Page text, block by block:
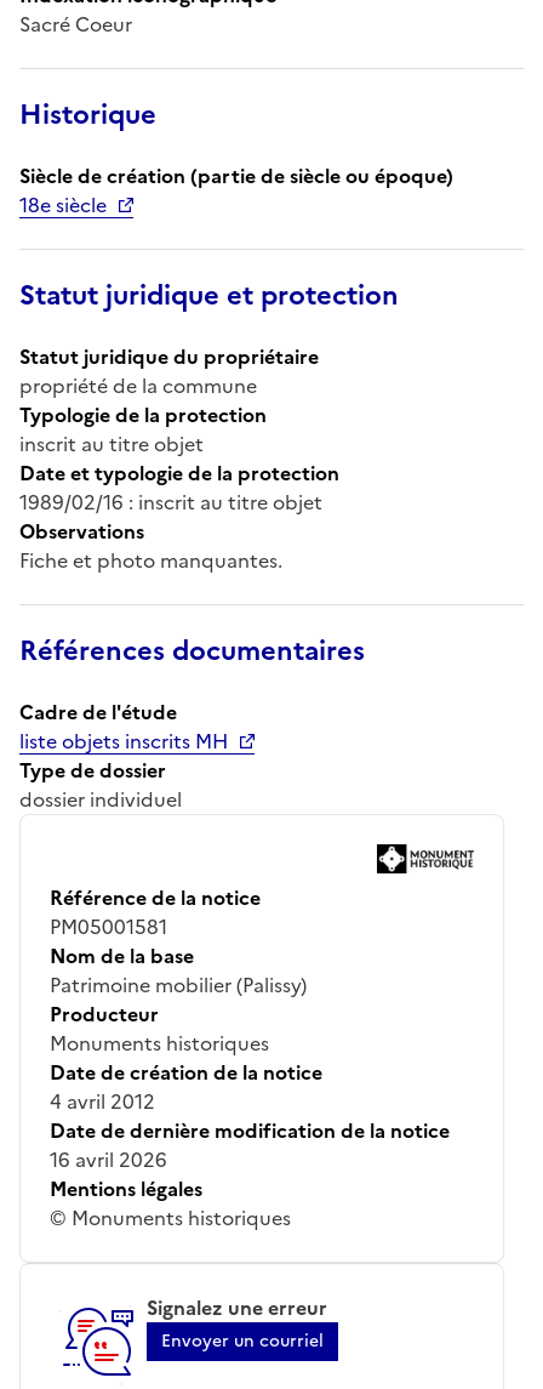
Sacré Coeur
Historique
Siècle de création (partie de siècle ou époque)
18e siècle
Statut juridique et protection
Statut juridique du propriétaire
propriété de la commune
Typologie de la protection
inscrit au titre objet
Date et typologie de la protection
1989/02/16 : inscrit au titre objet
Observations
Fiche et photo manquantes.
Références documentaires
Cadre de l'étude
liste objets inscrits MH
Type de dossier
dossier individuel
Référence de la notice
PM05001581
Nom de la base
Patrimoine mobilier (Palissy)
Producteur
Monuments historiques
Date de création de la notice
4 avril 2012
Date de dernière modification de la notice
16 avril 2026
Mentions légales
© Monuments historiques
Signalez une erreur
Envoyer un courriel